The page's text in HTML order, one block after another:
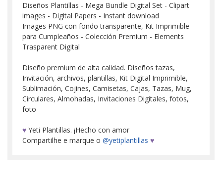
Diseños Plantillas - Mega Bundle Digital Set - Clipart
images - Digital Papers - Instant download
Images PNG con fondo transparente, Kit Imprimible
para Cumpleaños - Colección Premium - Elements
Trasparent Digital
Diseño premium de alta calidad. Diseños tazas,
Invitación, archivos, plantillas, Kit Digital Imprimible,
Sublimación, Cojines, Camisetas, Cajas, Tazas, Mug,
Circulares, Almohadas, Invitaciones Digitales, fotos,
foto
♥ Yeti Plantillas. ¡Hecho con amor
Compartilhe e marque o @yetiplantillas ♥